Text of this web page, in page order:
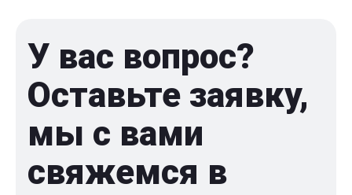
У вас вопрос?
Оставьте заявку,
мы с вами
свяжемся в